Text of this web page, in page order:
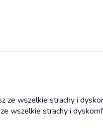
ze wszelkie strachy i
wszelkie strachy i